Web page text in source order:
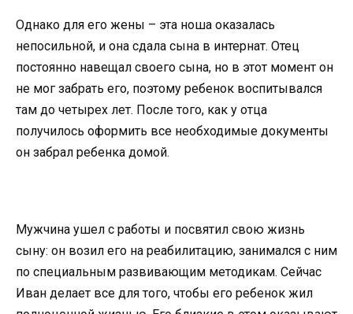
Однако для его жены – эта ноша оказалась
непосильной, и она сдала сына в интернат. Отец
постоянно навещал своего сына, но в этот момент он
не мог забрать его, поэтому ребенок воспитывался
там до четырех лет. После того, как у отца
получилось оформить все необходимые документы
он забрал ребенка домой.
Мужчина ушел с работы и посвятил свою жизнь
сыну: он возил его на реабилитацию, занимался с ним
по специальным развивающим методикам. Сейчас
Иван делает все для того, чтобы его ребенок жил